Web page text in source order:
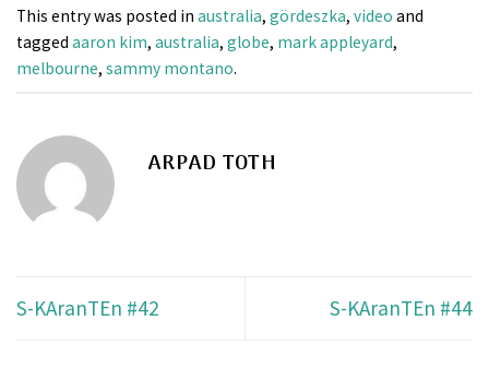
This entry was posted in australia, gördeszka, video and
tagged aaron kim, australia, globe, mark appleyard,
melbourne, sammy montano.
ARPAD TOTH
S-KAranTEn #42 S-KAranTEn #44